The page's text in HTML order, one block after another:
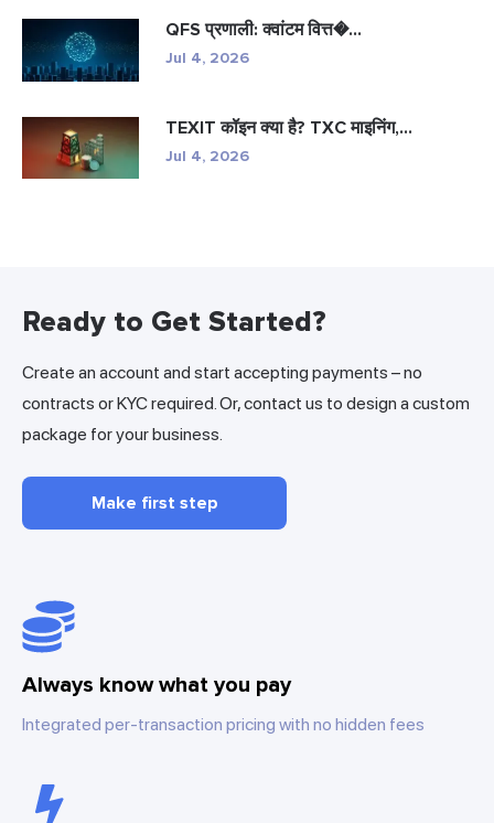
QFS प्रणाली: क्वांटम वित्त�...
Jul 4, 2026
TEXIT कॉइन क्या है? TXC माइनिंग,...
Jul 4, 2026
Ready to Get Started?
Create an account and start accepting payments – no
contracts or KYC required. Or, contact us to design a custom
package for your business.
Make first step
Always know what you pay
Integrated per-transaction pricing with no hidden fees